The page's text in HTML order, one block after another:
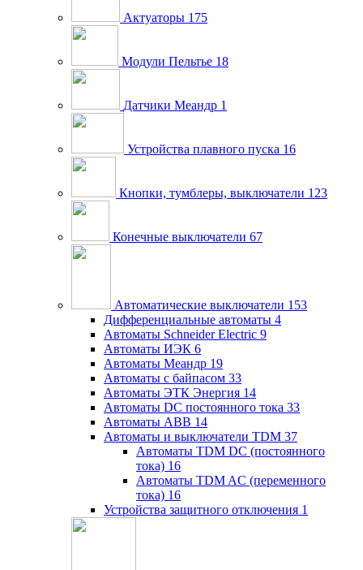
Актуаторы 175
Модули Пельтье 18
Датчики Меандр 1
Устройства плавного пуска 16
Кнопки, тумблеры, выключатели 123
Конечные выключатели 67
Автоматические выключатели 153
Дифференциальные автоматы 4
Автоматы Schneider Electric 9
Автоматы ИЭК 6
Автоматы Меандр 19
Автоматы с байпасом 33
Автоматы ЭТК Энергия 14
Автоматы DC постоянного тока 33
Автоматы ABB 14
Автоматы и выключатели TDM 37
Автоматы TDM DC (постоянного
тока) 16
Автоматы TDM AC (переменного
тока) 16
Устройства защитного отключения 1